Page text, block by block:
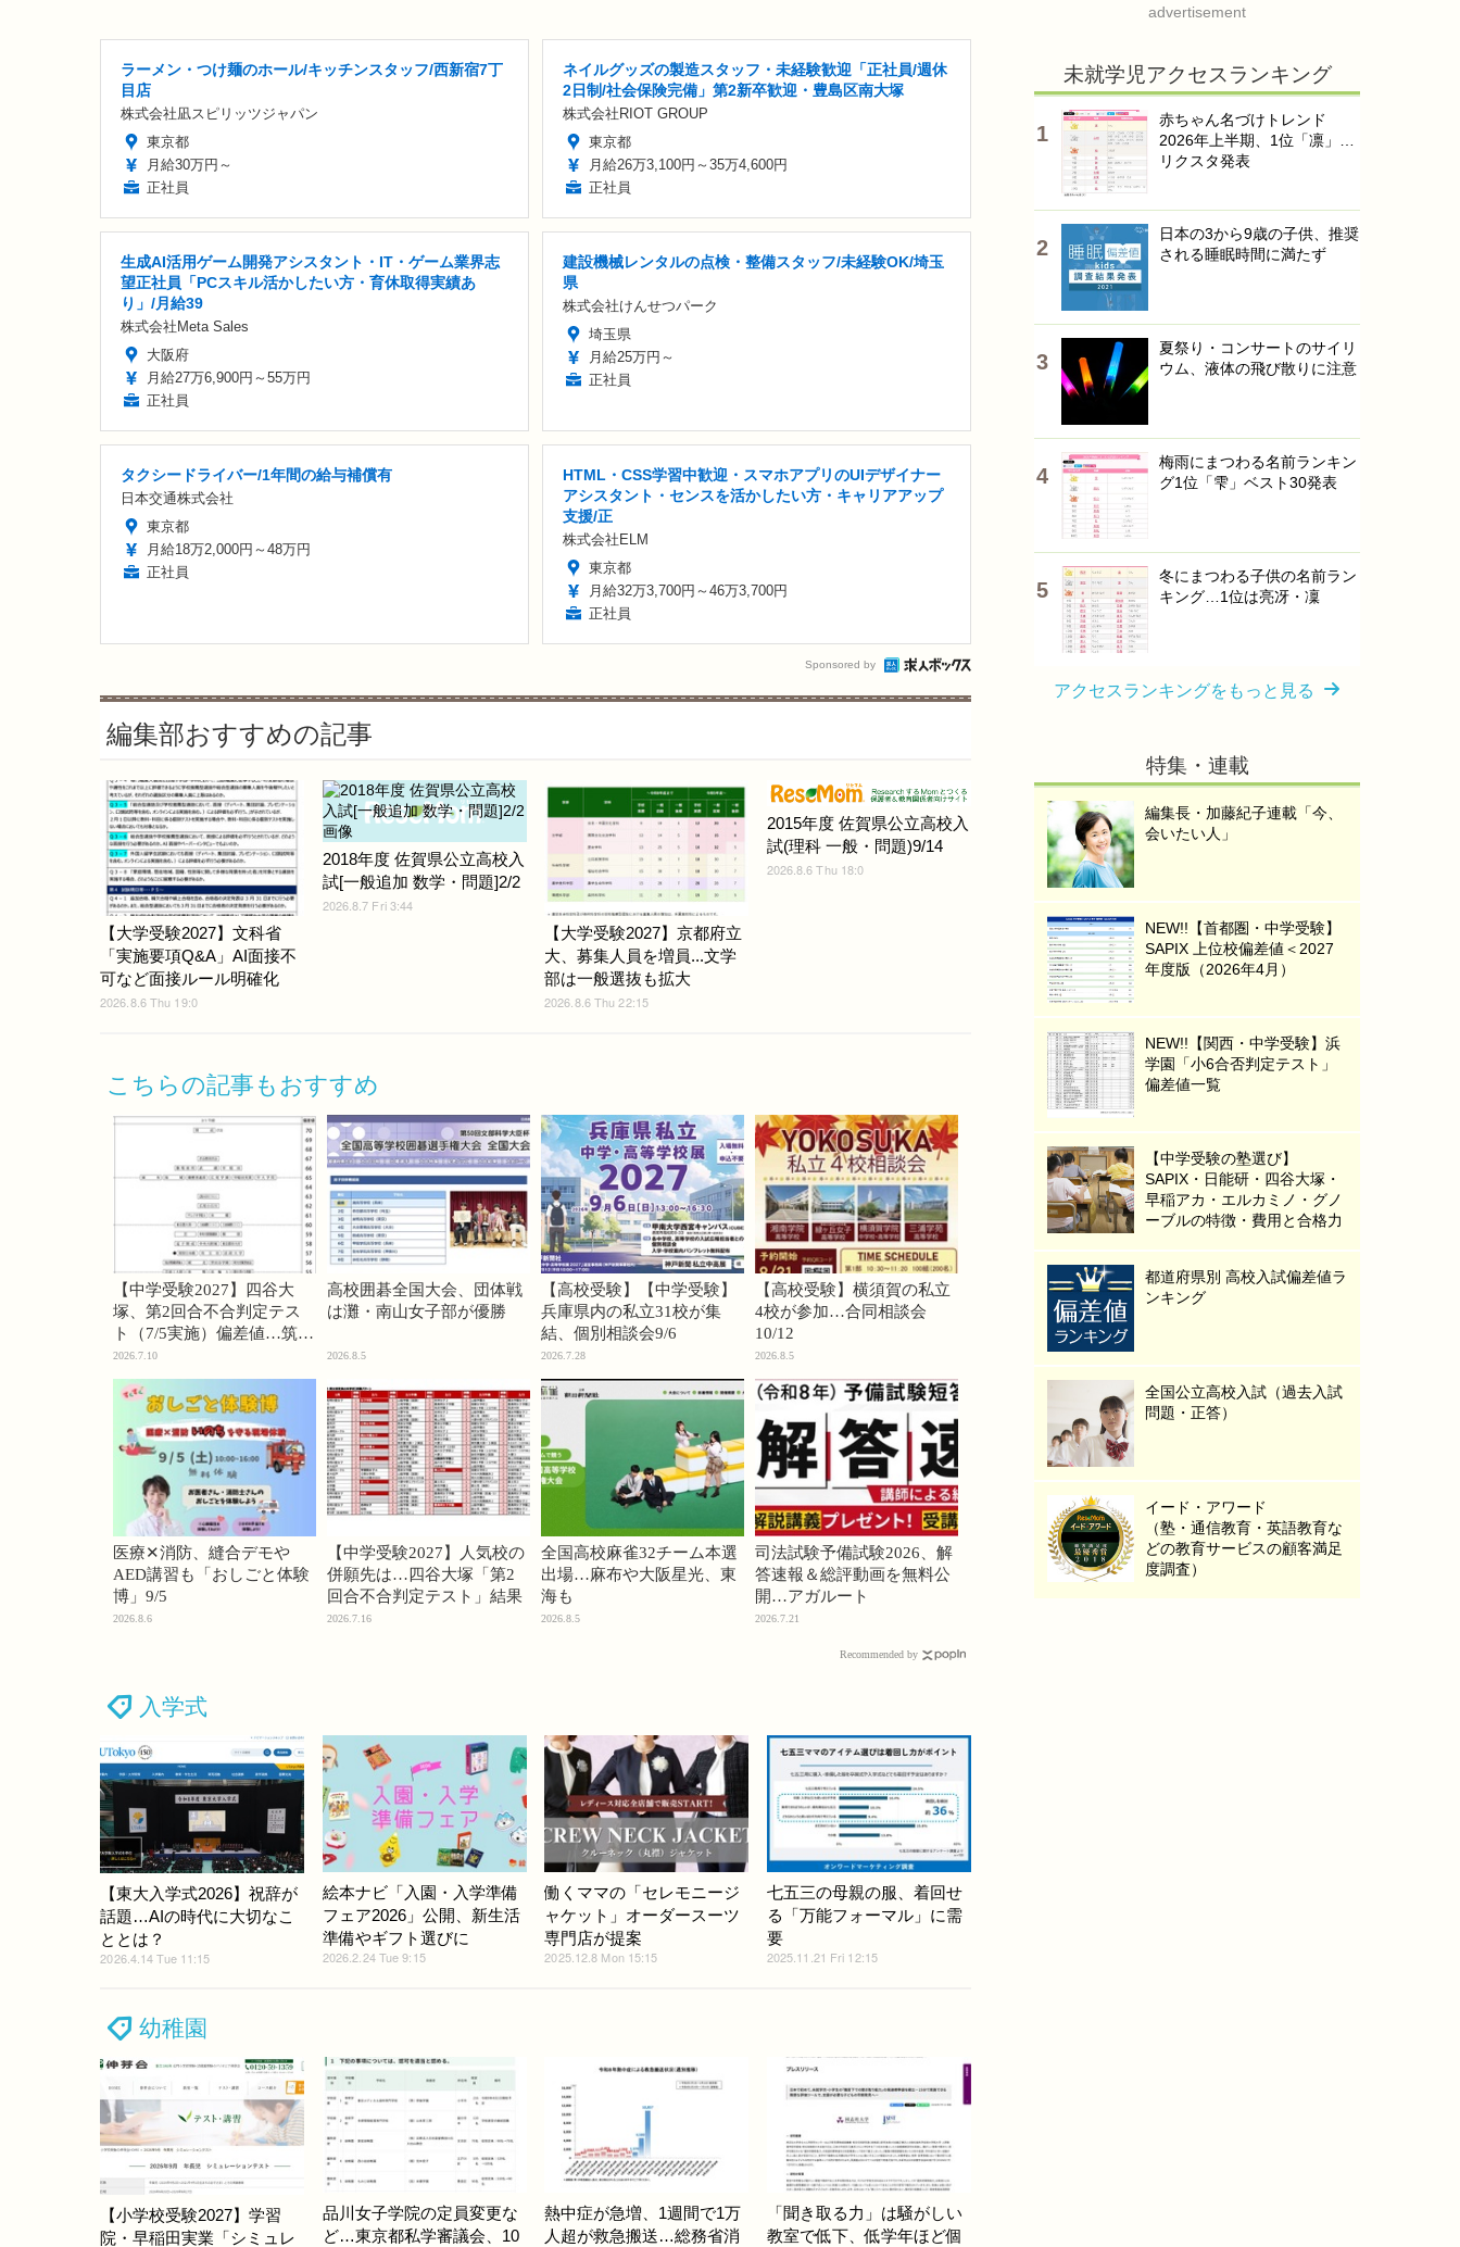
ラーメン・つけ麺のホール/キッチンスタッフ/西新宿7丁
目店
株式会社凪スピリッツジャパン
東京都
月給30万円～
正社員
ネイルグッズの製造スタッフ・未経験歓迎「正社員/週休
2日制/社会保険完備」第2新卒歓迎・豊島区南大塚
株式会社RIOT GROUP
東京都
月給26万3,100円～35万4,600円
正社員
生成AI活用ゲーム開発アシスタント・IT・ゲーム業界志
望正社員「PCスキル活かしたい方・育休取得実績あ
り」/月給39
株式会社Meta Sales
大阪府
月給27万6,900円～55万円
正社員
建設機械レンタルの点検・整備スタッフ/未経験OK/埼玉
県
株式会社けんせつパーク
埼玉県
月給25万円～
正社員
タクシードライバー/1年間の給与補償有
日本交通株式会社
東京都
月給18万2,000円～48万円
正社員
HTML・CSS学習中歓迎・スマホアプリのUIデザイナー
アシスタント・センスを活かしたい方・キャリアアップ
支援/正
株式会社ELM
東京都
月給32万3,700円～46万3,700円
正社員
Sponsored by
編集部おすすめの記事
【大学受験2027】文科省
「実施要項Q&A」AI面接不
可など面接ルール明確化
2026.8.6 Thu 19:0
2018年度 佐賀県公立高校入
試[一般追加 数学・問題]2/2
2026.8.7 Fri 3:44
【大学受験2027】京都府立
大、募集人員を増員...文学
部は一般選抜も拡大
2026.8.6 Thu 22:15
2015年度 佐賀県公立高校入
試(理科 一般・問題)9/14
2026.8.6 Thu 18:0
こちらの記事もおすすめ
【中学受験2027】四谷大
塚、第2回合不合判定テス
ト（7/5実施）偏差値…筑駒
74・桜蔭70＜PR＞
2026.7.10
高校囲碁全国大会、団体戦
は灘・南山女子部が優勝
2026.8.5
【高校受験】【中学受験】
兵庫県内の私立31校が集
結、個別相談会9/6
2026.7.28
【高校受験】横須賀の私立
4校が参加…合同相談会
10/12
2026.8.5
医療✕消防、縫合デモや
AED講習も「おしごと体験
博」9/5
2026.8.6
【中学受験2027】人気校の
併願先は…四谷大塚「第2
回合不合判定テスト」結果
2026.7.16
全国高校麻雀32チーム本選
出場…麻布や大阪星光、東
海も
2026.8.5
司法試験予備試験2026、解
答速報＆総評動画を無料公
開…アガルート
2026.7.21
Recommended by
入学式
【東大入学式2026】祝辞が
話題…AIの時代に大切なこ
ととは？
2026.4.14 Tue 11:15
絵本ナビ「入園・入学準備
フェア2026」公開、新生活
準備やギフト選びに
2026.2.24 Tue 9:15
働くママの「セレモニージ
ャケット」オーダースーツ
専門店が提案
2025.12.8 Mon 15:15
七五三の母親の服、着回せ
る「万能フォーマル」に需
要
2025.11.21 Fri 12:15
幼稚園
【小学校受験2027】学習
院・早稲田実業「シミュレ
品川女子学院の定員変更な
ど…東京都私学審議会、10
熱中症が急増、1週間で1万
人超が救急搬送…総務省消
「聞き取る力」は騒がしい
教室で低下、低学年ほど個
advertisement
未就学児アクセスランキング
赤ちゃん名づけトレンド
2026年上半期、1位「凛」…
リクスタ発表
日本の3から9歳の子供、推奨
される睡眠時間に満たず
夏祭り・コンサートのサイリ
ウム、液体の飛び散りに注意
梅雨にまつわる名前ランキン
グ1位「雫」ベスト30発表
冬にまつわる子供の名前ラン
キング…1位は亮冴・凜
アクセスランキングをもっと見る
特集・連載
編集長・加藤紀子連載「今、
会いたい人」
NEW!!【首都圏・中学受験】
SAPIX 上位校偏差値＜2027
年度版（2026年4月）
NEW!!【関西・中学受験】浜
学園「小6合否判定テスト」
偏差値一覧
【中学受験の塾選び】
SAPIX・日能研・四谷大塚・
早稲アカ・エルカミノ・グノ
ーブルの特徴・費用と合格力
都道府県別 高校入試偏差値ラ
ンキング
全国公立高校入試（過去入試
問題・正答）
イード・アワード
（塾・通信教育・英語教育な
どの教育サービスの顧客満足
度調査）